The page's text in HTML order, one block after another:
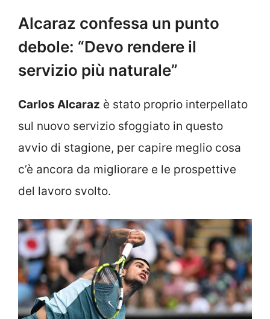
Alcaraz confessa un punto
debole: “Devo rendere il
servizio più naturale”
Carlos Alcaraz è stato proprio interpellato
sul nuovo servizio sfoggiato in questo
avvio di stagione, per capire meglio cosa
c’è ancora da migliorare e le prospettive
del lavoro svolto.